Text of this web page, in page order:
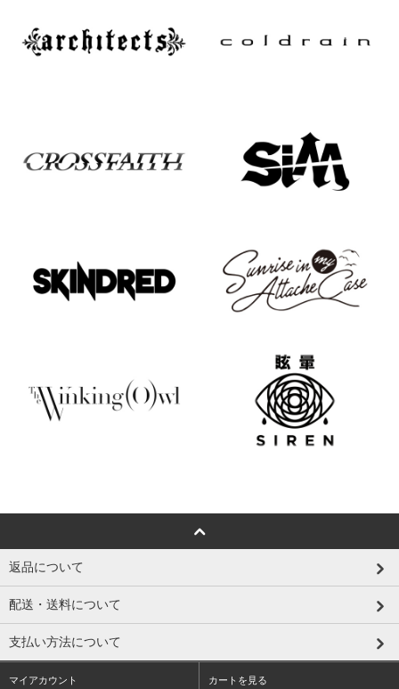
返品について
配送・送料について
支払い方法について
マイアカウント カートを見る